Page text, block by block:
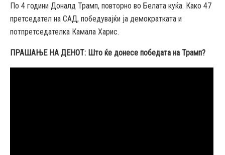
По 4 години Доналд Трамп, повторно во Белата куќа. Како 47
претседател на САД, победувајќи ја демократката и
потпретседателка Камала Харис.
ПРАШАЊЕ НА ДЕНОТ: Што ќе донесе победата на Трамп?